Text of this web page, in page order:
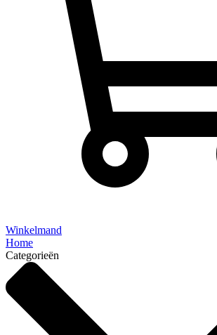
Winkelmand
Home
Categorieën